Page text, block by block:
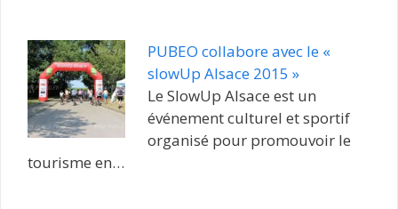
PUBEO collabore avec le «
slowUp Alsace 2015 »
Le SlowUp Alsace est un
événement culturel et sportif
organisé pour promouvoir le
tourisme en…